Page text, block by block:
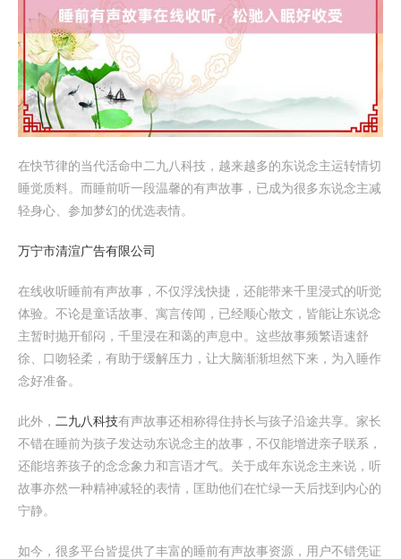
在快节律的当代活命中二九八科技，越来越多的东说念主运转情切
睡觉质料。而睡前听一段温馨的有声故事，已成为很多东说念主减
轻身心、参加梦幻的优选表情。
万宁市清渲广告有限公司
在线收听睡前有声故事，不仅浮浅快捷，还能带来千里浸式的听觉
体验。不论是童话故事、寓言传闻，已经顺心散文，皆能让东说念
主暂时抛开郁闷，千里浸在和蔼的声息中。这些故事频繁语速舒
徐、口吻轻柔，有助于缓解压力，让大脑渐渐坦然下来，为入睡作
念好准备。
此外， 二九八科技有声故事还相称得住持长与孩子沿途共享。家长
不错在睡前为孩子发达动东说念主的故事，不仅能增进亲子联系，
还能培养孩子的念念象力和言语才气。关于成年东说念主来说，听
故事亦然一种精神减轻的表情，匡助他们在忙绿一天后找到内心的
宁静。
如今，很多平台皆提供了丰富的睡前有声故事资源，用户不错凭证